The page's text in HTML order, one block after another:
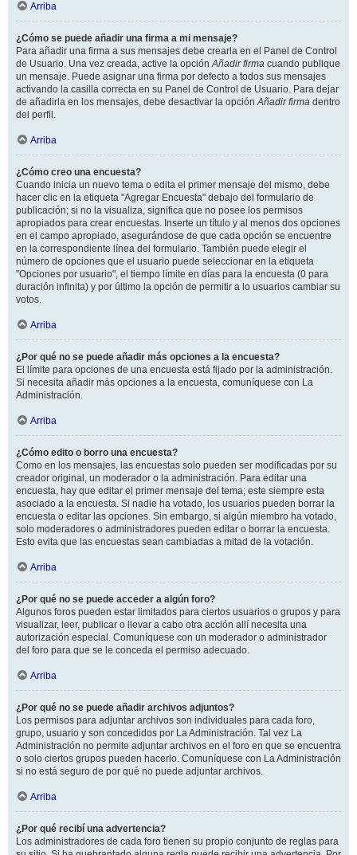
Arriba
¿Cómo se puede añadir una firma a mi mensaje?
Para añadir una firma a sus mensajes debe crearla en el Panel de Control
de Usuario. Una vez creada, active la opciónAñadir firma cuando publique
un mensaje. Puede asignar una firma por defecto a todos sus mensajes
activando la casilla correcta en su Panel de Control de Usuario. Para dejar
de añadirla en los mensajes, debe desactivar la opciónAñadir firma dentro
del perfil.
Arriba
¿Cómo creo una encuesta?
Cuando inicia un nuevo tema o edita el primer mensaje del mismo, debe
hacer clic en la etiqueta "Agregar Encuesta" debajo del formulario de
publicación; si no la visualiza, significa que no posee los permisos
apropiados para crear encuestas. Inserte un título y al menos dos opciones
en el campo apropiado, asegurándose de que cada opción se encuentre
en la correspondiente línea del formulario. También puede elegir el
número de opciones que el usuario puede seleccionar en la etiqueta
"Opciones por usuario", el tiempo límite en días para la encuesta (0 para
duración infinita) y por último la opción de permitir a lo usuarios cambiar su
votos.
Arriba
¿Por qué no se puede añadir más opciones a la encuesta?
El límite para opciones de una encuesta está fijado por la administración.
Si necesita añadir más opciones a la encuesta, comuníquese con La
Administración.
Arriba
¿Cómo edito o borro una encuesta?
Como en los mensajes, las encuestas solo pueden ser modificadas por su
creador original, un moderador o la administración. Para editar una
encuesta, hay que editar el primer mensaje del tema; este siempre esta
asociado a la encuesta. Si nadie ha votado, los usuarios pueden borrar la
encuesta o editar las opciones. Sin embargo, si algún miembro ha votado,
solo moderadores o administradores pueden editar o borrar la encuesta.
Esto evita que las encuestas sean cambiadas a mitad de la votación.
Arriba
¿Por qué no se puede acceder a algún foro?
Algunos foros pueden estar limitados para ciertos usuarios o grupos y para
visualizar, leer, publicar o llevar a cabo otra acción allí necesita una
autorización especial. Comuníquese con un moderador o administrador
del foro para que se le conceda el permiso adecuado.
Arriba
¿Por qué no se puede añadir archivos adjuntos?
Los permisos para adjuntar archivos son individuales para cada foro,
grupo, usuario y son concedidos por La Administración. Tal vez La
Administración no permite adjuntar archivos en el foro en que se encuentra
o solo ciertos grupos pueden hacerlo. Comuníquese con La Administración
si no está seguro de por qué no puede adjuntar archivos.
Arriba
¿Por qué recibí una advertencia?
Los administradores de cada foro tienen su propio conjunto de reglas para